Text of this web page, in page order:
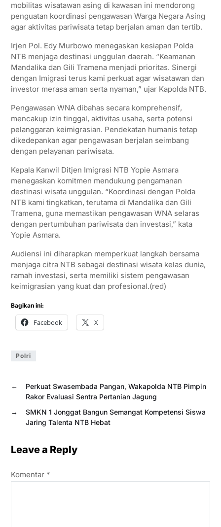
mobilitas wisatawan asing di kawasan ini mendorong
penguatan koordinasi pengawasan Warga Negara Asing
agar aktivitas pariwisata tetap berjalan aman dan tertib.
Irjen Pol. Edy Murbowo menegaskan kesiapan Polda
NTB menjaga destinasi unggulan daerah. “Keamanan
Mandalika dan Gili Tramena menjadi prioritas. Sinergi
dengan Imigrasi terus kami perkuat agar wisatawan dan
investor merasa aman serta nyaman,” ujar Kapolda NTB.
Pengawasan WNA dibahas secara komprehensif,
mencakup izin tinggal, aktivitas usaha, serta potensi
pelanggaran keimigrasian. Pendekatan humanis tetap
dikedepankan agar pengawasan berjalan seimbang
dengan pelayanan pariwisata.
Kepala Kanwil Ditjen Imigrasi NTB Yopie Asmara
menegaskan komitmen mendukung pengamanan
destinasi wisata unggulan. “Koordinasi dengan Polda
NTB kami tingkatkan, terutama di Mandalika dan Gili
Tramena, guna memastikan pengawasan WNA selaras
dengan pertumbuhan pariwisata dan investasi,” kata
Yopie Asmara.
Audiensi ini diharapkan memperkuat langkah bersama
menjaga citra NTB sebagai destinasi wisata kelas dunia,
ramah investasi, serta memiliki sistem pengawasan
keimigrasian yang kuat dan profesional.(red)
Bagikan ini:
Facebook X
Polri
←
Perkuat Swasembada Pangan, Wakapolda NTB Pimpin
Rakor Evaluasi Sentra Pertanian Jagung
→
SMKN 1 Jonggat Bangun Semangat Kompetensi Siswa
Jaring Talenta NTB Hebat
Leave a Reply
Komentar *